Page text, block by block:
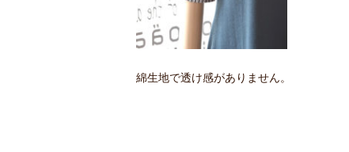
綿生地で透け感がありません。